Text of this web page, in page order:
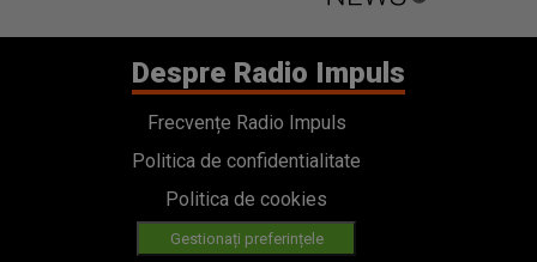
Despre Radio Impuls
Frecvențe Radio Impuls
Politica de confidentialitate
Politica de cookies
Gestionați preferințele